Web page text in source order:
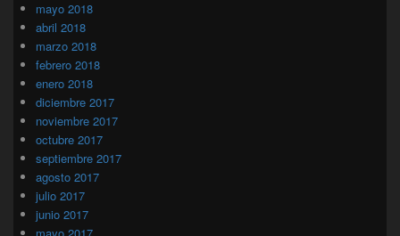
mayo 2018
abril 2018
marzo 2018
febrero 2018
enero 2018
diciembre 2017
noviembre 2017
octubre 2017
septiembre 2017
agosto 2017
julio 2017
junio 2017